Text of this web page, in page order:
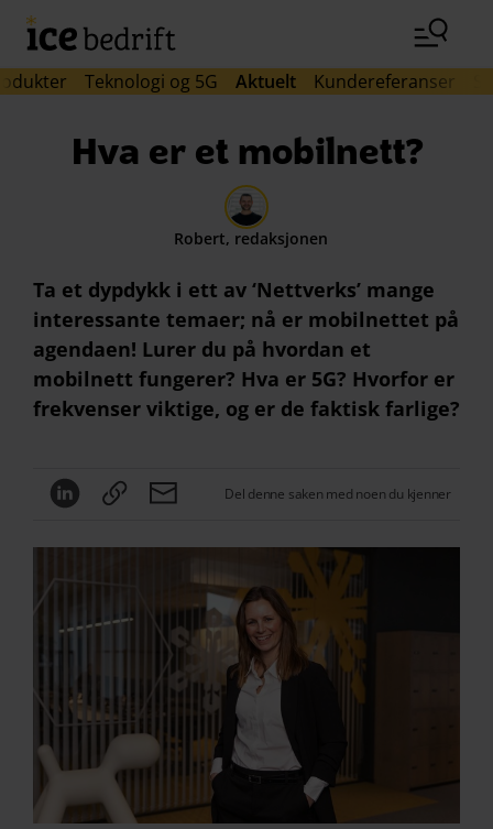
Hopp til hovedinnhold (Trykk Enter)
Teknologi og 5G Aktuelt Kundereferanser
Hva er et mobilnett?
Robert, redaksjonen
Ta et dypdykk i ett av ‘Nettverks’ mange
interessante temaer; nå er mobilnettet på
agendaen! Lurer du på hvordan et
mobilnett fungerer? Hva er 5G? Hvorfor er
frekvenser viktige, og er de faktisk farlige?
Del denne saken med noen du kjenner